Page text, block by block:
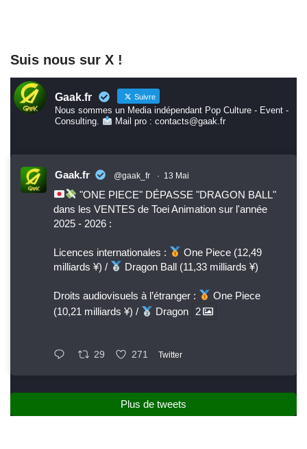
Suis nous sur X !
Gaak.fr Suivre
Nous sommes un Media indépendant Pop Culture - Event -
Consulting.
Mail pro : contacts@gaak.fr
Gaak.fr @gaak_fr · 13 Mai
"ONE PIECE" DÉPASSE "DRAGON BALL"
dans les VENTES de Toei Animation sur l'année
2025 - 2026 :
Licences internationales :
One Piece (12,49
milliards ¥) /
Dragon Ball (11,33 milliards ¥)
Droits audiovisuels à l’étranger :
One Piece
(10,21 milliards ¥) /
Dragon 2
29 271 Twitter
Plus de tweets